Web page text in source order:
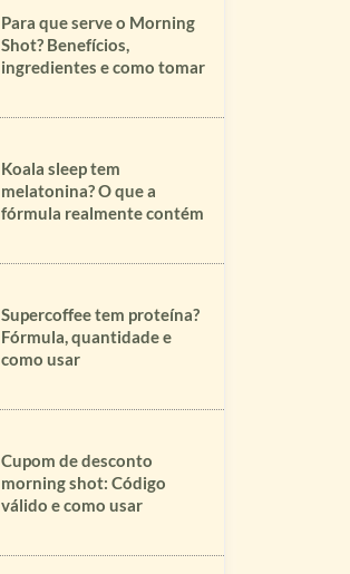
Para que serve o Morning
Shot? Benefícios,
ingredientes e como tomar
Koala sleep tem
melatonina? O que a
fórmula realmente contém
Supercoffee tem proteína?
Fórmula, quantidade e
como usar
Cupom de desconto
morning shot: Código
válido e como usar